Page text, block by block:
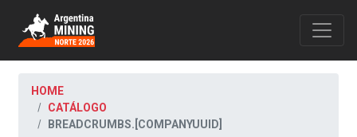
HOME
CATÁLOGO
BREADCRUMBS.[COMPANYUUID]